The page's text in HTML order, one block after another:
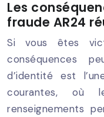
Les
fraude AR24
Si vous êtes
conséquences
d’identité est
courantes, où
renseignements